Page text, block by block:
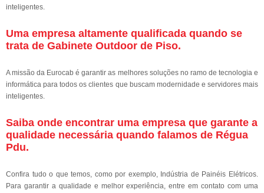
inteligentes.
Uma empresa altamente qualificada quando se
trata de Gabinete Outdoor de Piso.
A missão da Eurocab é garantir as melhores soluções no ramo de tecnologia e
informática para todos os clientes que buscam modernidade e servidores mais
inteligentes.
Saiba onde encontrar uma empresa que garante a
qualidade necessária quando falamos de Régua
Pdu.
Confira tudo o que temos, como por exemplo, Indústria de Painéis Elétricos.
Para garantir a qualidade e melhor experiência, entre em contato com uma